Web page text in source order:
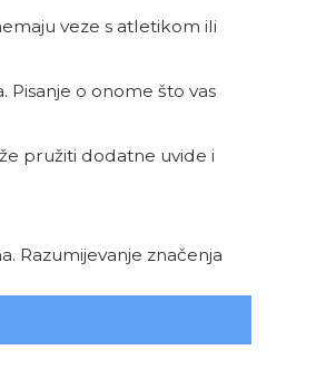
veze s atletikom ili
Pisanje o onome što vas
pružiti dodatne uvide i
Razumijevanje značenja